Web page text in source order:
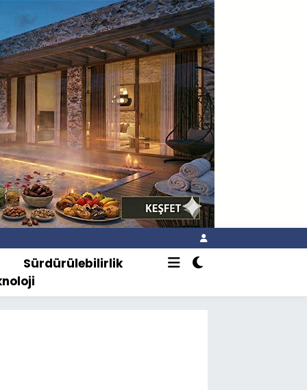
Sürdürülebilirlik